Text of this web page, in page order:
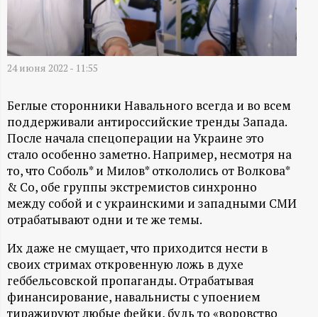
Й
Д
Н
-
и
н
ф
о
24 июня 2022 - 11:55
Беглые сторонники Навального всегда и во всем
поддерживали антироссийские тренды Запада.
После начала спецоперации на Украине это
стало особенно заметно. Например, несмотря на
то, что Соболь* и Милов* откололись от Волкова*
& Co, обе группы экстремистов синхронно
между собой и с украинскими и западными СМИ
отрабатывают одни и те же темы.
Их даже не смущает, что приходится нести в
своих стримах откровенную ложь в духе
геббельсовской пропаганды. Отрабатывая
финансирование, навальнисты с упоением
тиражируют любые фейки, будь то «воровство